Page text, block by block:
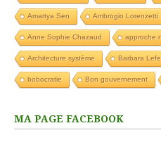
Amartya Sen Ambrogio Lorenzetti
Anne Sophie Chazaud approche
Architecture système Barbara
bobocratie Bon gouvernement
MA PAGE FACEBOOK